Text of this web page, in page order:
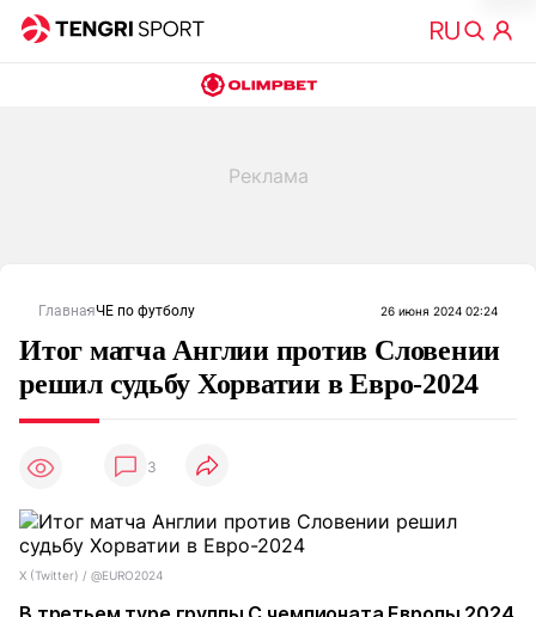
ГлавнаяЧЕ по футболу 26 июня 2024 02:24
Итог матча Англии против Словении
решил судьбу Хорватии в Евро-2024
3
Х (Twitter) / @EURO2024